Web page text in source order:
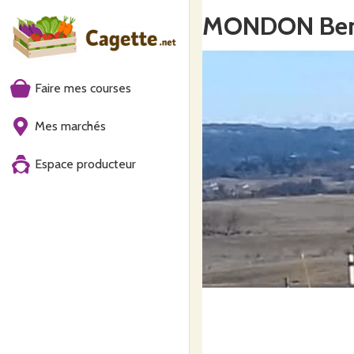
Faire mes courses
Mes marchés
Espace producteur
MONDON